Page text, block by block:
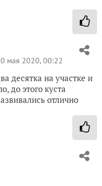
мая 2020, 00:22
десятка на участке и
до этого куста
отлично